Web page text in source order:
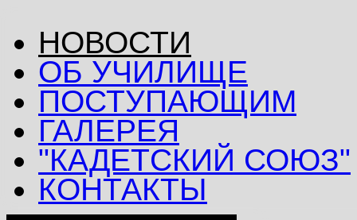
НОВОСТИ
ОБ УЧИЛИЩЕ
ПОСТУПАЮЩИМ
ГАЛЕРЕЯ
"КАДЕТСКИЙ СОЮЗ"
КОНТАКТЫ